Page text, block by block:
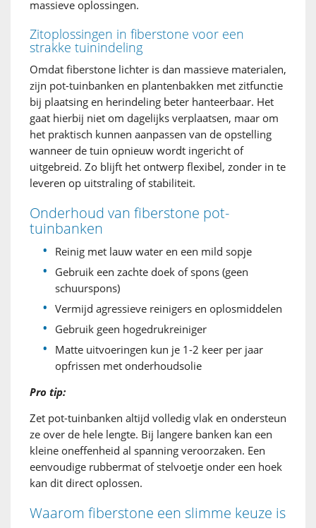
massieve oplossingen.
Zitoplossingen in fiberstone voor een
strakke tuinindeling
Omdat fiberstone lichter is dan massieve materialen,
zijn pot-tuinbanken en plantenbakken met zitfunctie
bij plaatsing en herindeling beter hanteerbaar. Het
gaat hierbij niet om dagelijks verplaatsen, maar om
het praktisch kunnen aanpassen van de opstelling
wanneer de tuin opnieuw wordt ingericht of
uitgebreid. Zo blijft het ontwerp flexibel, zonder in te
leveren op uitstraling of stabiliteit.
Onderhoud van fiberstone pot-
tuinbanken
Reinig met lauw water en een mild sopje
Gebruik een zachte doek of spons (geen
schuurspons)
Vermijd agressieve reinigers en oplosmiddelen
Gebruik geen hogedrukreiniger
Matte uitvoeringen kun je 1-2 keer per jaar
opfrissen met onderhoudsolie
Pro tip:
Zet pot-tuinbanken altijd volledig vlak en ondersteun
ze over de hele lengte. Bij langere banken kan een
kleine oneffenheid al spanning veroorzaken. Een
eenvoudige rubbermat of stelvoetje onder een hoek
kan dit direct oplossen.
Waarom fiberstone een slimme keuze is